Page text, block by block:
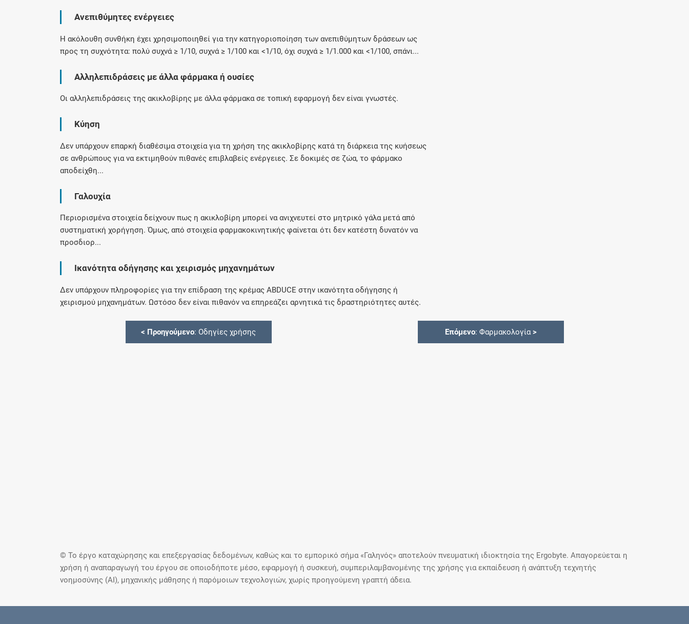
Ανεπιθύμητες ενέργειες
Η ακόλουθη συνθήκη έχει χρησιμοποιηθεί για την κατηγοριοποίηση των ανεπιθύμητων δράσεων ως
προς τη συχνότητα: πολύ συχνά ≥ 1/10, συχνά ≥ 1/100 και <1/10, όχι συχνά ≥ 1/1.000 και <1/100, σπάνι...
Αλληλεπιδράσεις με άλλα φάρμακα ή ουσίες
Οι αλληλεπιδράσεις της ακικλοβίρης με άλλα φάρμακα σε τοπική εφαρμογή δεν είναι γνωστές.
Κύηση
Δεν υπάρχουν επαρκή διαθέσιμα στοιχεία για τη χρήση της ακικλοβίρης κατά τη διάρκεια της κυήσεως
σε ανθρώπους για να εκτιμηθούν πιθανές επιβλαβείς ενέργειες. Σε δοκιμές σε ζώα, το φάρμακο
αποδείχθη...
Γαλουχία
Περιορισμένα στοιχεία δείχνουν πως η ακικλοβίρη μπορεί να ανιχνευτεί στο μητρικό γάλα μετά από
συστηματική χορήγηση. Όμως, από στοιχεία φαρμακοκινητικής φαίνεται ότι δεν κατέστη δυνατόν να
προσδιορ...
Ικανότητα οδήγησης και χειρισμός μηχανημάτων
Δεν υπάρχουν πληροφορίες για την επίδραση της κρέμας ABDUCE στην ικανότητα οδήγησης ή
χειρισμού μηχανημάτων. Ωστόσο δεν είναι πιθανόν να επηρεάζει αρνητικά τις δραστηριότητες αυτές.
< Προηγούμενο: Οδηγίες χρήσης Επόμενο: Φαρμακολογία >
© Το έργο καταχώρησης και επεξεργασίας δεδομένων, καθώς και το εμπορικό σήμα «Γαληνός» αποτελούν πνευματική ιδιοκτησία της Ergobyte. Απαγορεύεται η
χρήση ή αναπαραγωγή του έργου σε οποιοδήποτε μέσο, εφαρμογή ή συσκευή, συμπεριλαμβανομένης της χρήσης για εκπαίδευση ή ανάπτυξη τεχνητής
νοημοσύνης (AI), μηχανικής μάθησης ή παρόμοιων τεχνολογιών, χωρίς προηγούμενη γραπτή άδεια.